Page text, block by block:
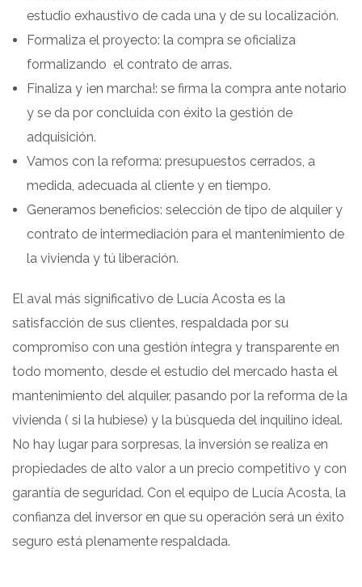
estudio exhaustivo de cada una y de su localización.
Formaliza el proyecto: la compra se oficializa
formalizando el contrato de arras.
Finaliza y ¡en marcha!: se firma la compra ante notario
y se da por concluida con éxito la gestión de
adquisición.
Vamos con la reforma: presupuestos cerrados, a
medida, adecuada al cliente y en tiempo.
Generamos beneficios: selección de tipo de alquiler y
contrato de intermediación para el mantenimiento de
la vivienda y tú liberación.
El aval más significativo de Lucía Acosta es la
satisfacción de sus clientes, respaldada por su
compromiso con una gestión íntegra y transparente en
todo momento, desde el estudio del mercado hasta el
mantenimiento del alquiler, pasando por la reforma de la
vivienda ( si la hubiese) y la búsqueda del inquilino ideal.
No hay lugar para sorpresas, la inversión se realiza en
propiedades de alto valor a un precio competitivo y con
garantía de seguridad. Con el equipo de Lucía Acosta, la
confianza del inversor en que su operación será un éxito
seguro está plenamente respaldada.